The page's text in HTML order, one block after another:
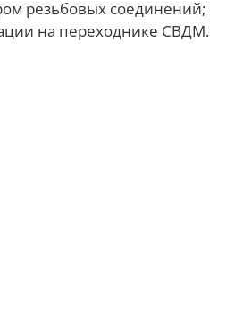
резьбовых соединений;
на переходнике СВДМ.